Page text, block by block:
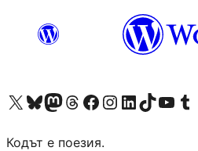
Visit our X (formerly Twitter) account
Visit our Bluesky account
Visit our Mastodon account
Visit our Threads account
Посетете нашата страница във Facebook
Посетете нашия профил в Instagram
Посетете нашия профил в LinkedIn
Visit our TikTok account
Visit our Visit
Кодът е поезия.